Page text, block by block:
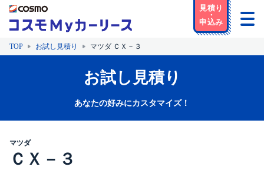
TOP お試し見積り マツダ ＣＸ－３
お試し見積り
あなたの好みにカスタマイズ！
マツダ
ＣＸ－３